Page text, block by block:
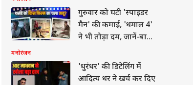
गुरुवार को घटी 'स्पाइडर
मैन' की कमाई, 'धमाल 4'
ने भी तोड़ा दम, जानें-बाकी
मनोरंजन
'धुरंधर' की डिटेलिंग में
आदित्य धर ने खर्च कर दिए